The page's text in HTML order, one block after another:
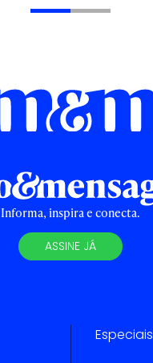
Informa, inspira e conecta.
ASSINE JÁ
Especiais